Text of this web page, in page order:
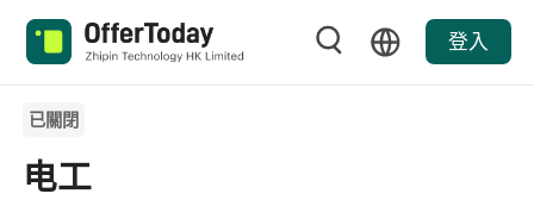
登入
已關閉
电工